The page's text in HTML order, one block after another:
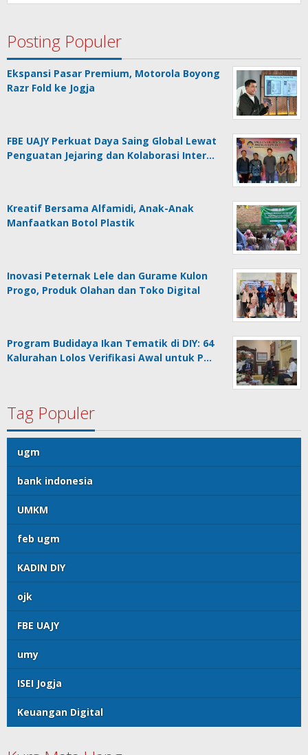
Posting Populer
Ekspansi Pasar Premium, Motorola Boyong
Razr Fold ke Jogja
FBE UAJY Perkuat Daya Saing Global Lewat
Penguatan Jejaring dan Kolaborasi Inter…
Kreatif Bersama Alfamidi, Anak-Anak
Manfaatkan Botol Plastik
Inovasi Peternak Lele dan Gurame Kulon
Progo, Produk Olahan dan Toko Digital
Program Budidaya Ikan Tematik di DIY: 64
Kalurahan Lolos Verifikasi Awal untuk P…
Tag Populer
ugm
bank indonesia
UMKM
feb ugm
KADIN DIY
ojk
FBE UAJY
umy
ISEI Jogja
Keuangan Digital